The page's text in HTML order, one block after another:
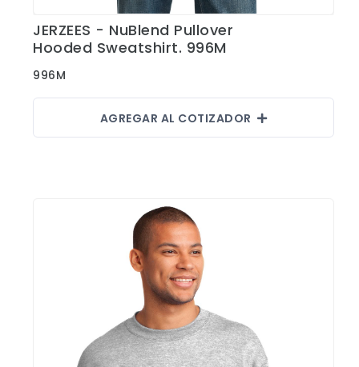
Ver Detalles
JERZEES - NuBlend Pullover
Hooded Sweatshirt. 996M
996M
AGREGAR AL COTIZADOR